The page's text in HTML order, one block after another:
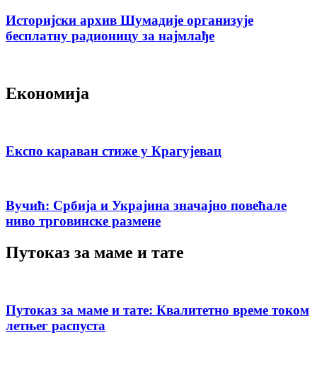
Историјски архив Шумадије организује
бесплатну радионицу за најмлађе
Економија
Експо караван стиже у Крагујевац
Вучић: Србија и Украјина значајно повећале
ниво трговинске размене
Путоказ за маме и тате
Путоказ за маме и тате: Квалитетно време током
летњег распуста